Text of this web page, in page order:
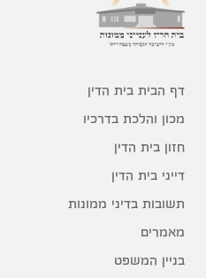
דף הבית בית הדין
מכון והלכת בדרכיו
חזון בית הדין
דייני בית הדין
תשובות בדיני ממונות
מאמרים
בניין המשפט